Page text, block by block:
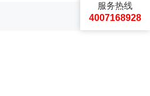
服务热线
4007168928